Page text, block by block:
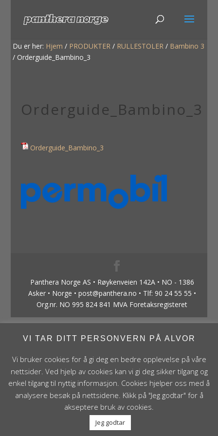
Du er her: Hjem / PRODUKTER / RULLESTOLER / Bambino 3
/Orderguide_Bambino_3
Orderguide_Bambino_3
Orderguide_Bambino_3
Panthera Norge AS • Røykenveien 142A • NO - 1386
Asker • Norge • post@panthera.no • Tlf: 90 24 55 55 •
Org.nr. NO 995 824 841 MVA Foretaksregisteret
VI TAR DITT PERSONVERN PÅ ALVOR
Vi bruker cookies for å gi deg en bedre opplevelse på våre
nettsider. Ved hjelp av cookies kan vi gi deg sikker tilgang og
enkel tilgang til nyttig informasjon. Cookies hjelper oss med å
analysere besøk på nettsidene. Klikk på "Jeg godtar" for å
akseptere bruk av cookies.
Jeg godtar